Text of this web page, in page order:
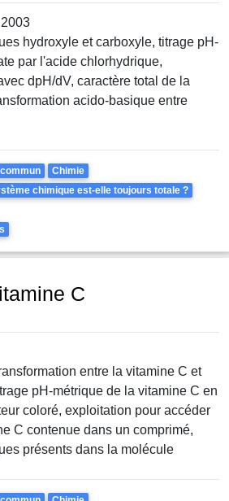
hydroxyle et carboxyle, titrage pH-
par l'acide chlorhydrique,
dpH/dV, caractère total de la
acido-basique entre
Chimie
chimique est-elle toujours totale ?
C
entre la vitamine C et
pH-métrique de la vitamine C en
coloré, exploitation pour accéder
C contenue dans un comprimé,
présents dans la molécule